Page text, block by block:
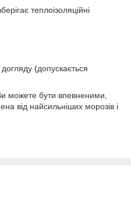
теплоізоляційні
(допускається
можете бути впевненими,
від найсильніших морозів і